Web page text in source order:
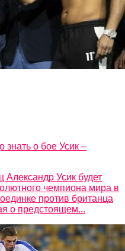
знать о бое Усик –
Александр Усик будет
чемпиона мира в
против британца
о предстоящем...